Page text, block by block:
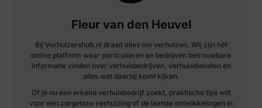
Fleur van den Heuvel
Bij Verhuizershub.nl draait alles om verhuizen. Wij zijn hét
online platform waar particulieren en bedrijven betrouwbare
informatie vinden over verhuisbedrijven, verhuisdiensten en
alles wat daarbij komt kijken.
Of je nu een erkend verhuisbedrijf zoekt, praktische tips wilt
voor een zorgeloze verhuizing of de laatste ontwikkelingen in